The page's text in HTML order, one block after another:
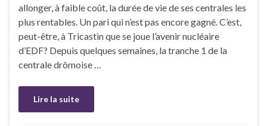
allonger, à faible coût, la durée de vie de ses centrales les
plus rentables. Un pari qui n’est pas encore gagné. C’est,
peut-être, à Tricastin que se joue l’avenir nucléaire
d’EDF? Depuis quelques semaines, la tranche 1 de la
centrale drômoise …
Lire la suite